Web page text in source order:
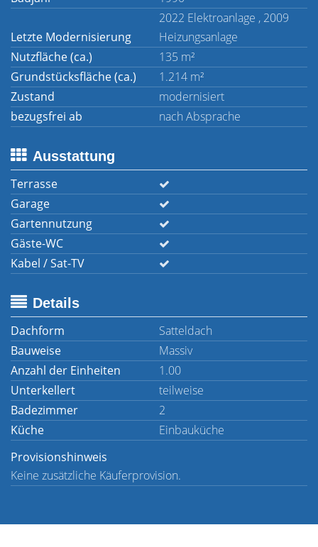
Letzte Modernisierung
2022 Elektroanlage , 2009
Heizungsanlage
Nutzfläche (ca.)
135 m²
Grundstücksfläche (ca.)
1.214 m²
Zustand
modernisiert
bezugsfrei ab
nach Absprache
Ausstattung
Terrasse
Garage
Gartennutzung
Gäste-WC
Kabel / Sat-TV
Details
Dachform
Satteldach
Bauweise
Massiv
Anzahl der Einheiten
1.00
Unterkellert
teilweise
Badezimmer
2
Küche
Einbauküche
Provisionshinweis
Keine zusätzliche Käuferprovision.